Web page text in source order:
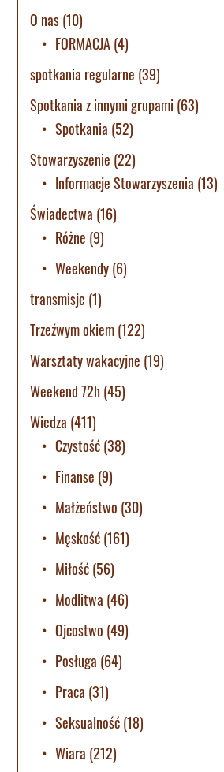
O nas(10)
FORMACJA(4)
spotkania regularne (39)
Spotkania z innymi grupami (63)
Spotkania (52)
Stowarzyszenie (22)
Informacje Stowarzyszenia (13)
Świadectwa (16)
Różne (9)
Weekendy(6)
transmisje (1)
Trzeźwym okiem(122)
Warsztaty wakacyjne (19)
Weekend 72h(45)
Wiedza (411)
Czystość(38)
Finanse (9)
Małżeństwo (30)
Męskość(161)
Miłość(56)
Modlitwa (46)
Ojcostwo (49)
Posługa (64)
Praca (31)
Seksualność(18)
Wiara (212)